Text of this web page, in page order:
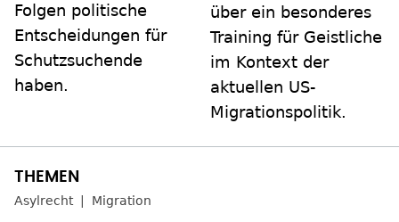
Folgen politische
Entscheidungen für
Schutzsuchende
haben.
über ein besonderes
Training für Geistliche
im Kontext der
aktuellen US-
Migrationspolitik.
Asylrecht Migration